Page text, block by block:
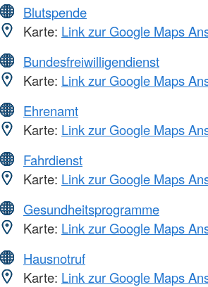
Blutspende
Karte: Link zur Google Maps
Bundesfreiwilligendienst
Karte: Link zur Google Maps
Ehrenamt
Karte: Link zur Google Maps
Fahrdienst
Karte: Link zur Google Maps
Gesundheitsprogramme
Karte: Link zur Google Maps
Hausnotruf
Karte: Link zur Google Maps